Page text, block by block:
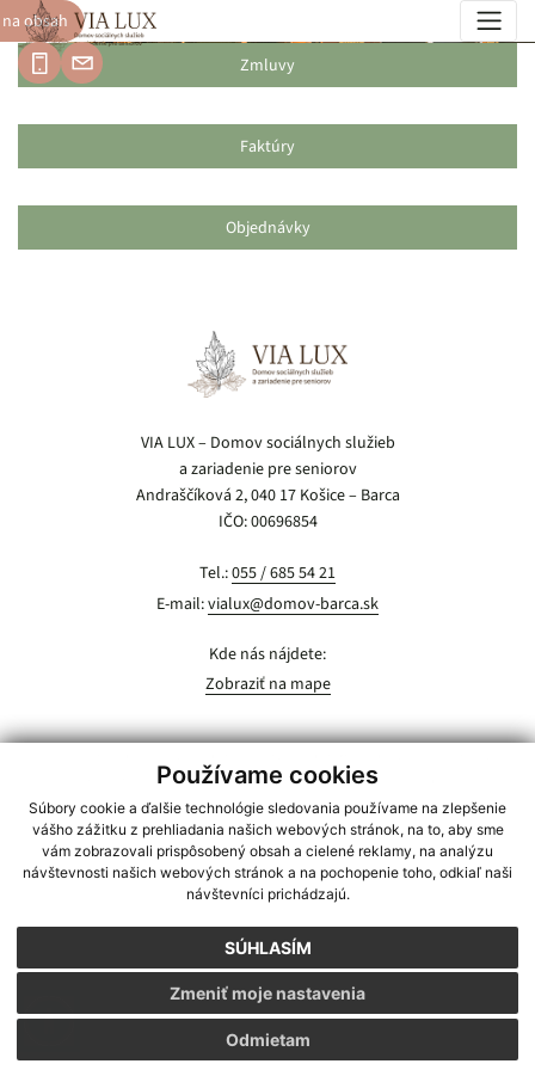
Používame cookies
Súbory cookie a ďalšie technológie sledovania používame na zlepšenie
vášho zážitku z prehliadania našich webových stránok, na to, aby sme
vám zobrazovali prispôsobený obsah a cielené reklamy, na analýzu
návštevnosti našich webových stránok a na pochopenie toho, odkiaľ naši
návštevníci prichádzajú.
SÚHLASÍM
Odmietam
Zmeniť moje nastavenia
obsah
Povinné zverejňovanie
Zmluvy
Faktúry
Objednávky
VIA LUX – Domov sociálnych služieb
a zariadenie pre seniorov
Andraščíková 2, 040 17 Košice – Barca
IČO: 00696854
Tel.:055 / 685 54 21
E-mail:vialux@domov-barca.sk
Kde nás nájdete:
Zobraziť na mape
GDPR – ochrana osobných údajovCookies
webdesign webex.digital